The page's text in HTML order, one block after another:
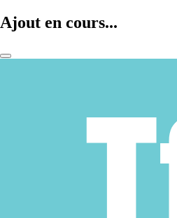
Ajout en cours...